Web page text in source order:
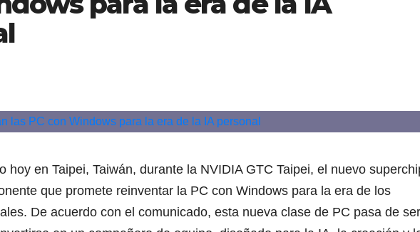
hoy en Taipei, Taiwán, durante la NVIDIA GTC Taipei, el nuevo
que promete reinventar la PC con Windows para la era de los
De acuerdo con el comunicado, esta nueva clase de PC pasa de ser